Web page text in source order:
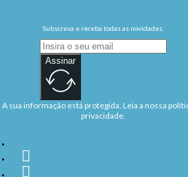
Subscreva e receba todas as novidades.
Assinar
A sua informação está protegida. Leia a nossa
privacidade.